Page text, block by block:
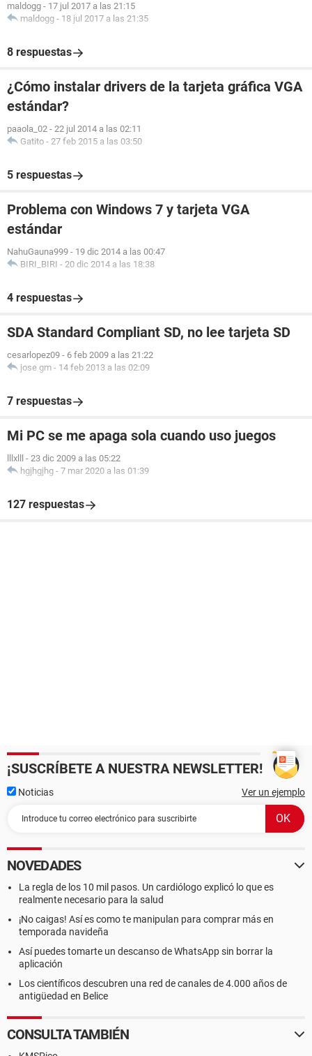
maldogg - 17 jul 2017 a las 21:15
maldogg - 18 jul 2017 a las 21:35
8 respuestas
¿Cómo instalar drivers de la tarjeta gráfica VGA
estándar?
paaola_02 - 22 jul 2014 a las 02:11
Gatito - 27 feb 2015 a las 03:50
5 respuestas
Problema con Windows 7 y tarjeta VGA
estándar
NahuGauna999 - 19 dic 2014 a las 00:47
BIRI_BIRI - 20 dic 2014 a las 18:38
4 respuestas
SDA Standard Compliant SD, no lee tarjeta SD
cesarlopez09 - 6 feb 2009 a las 21:22
jose gm - 14 feb 2013 a las 02:09
7 respuestas
Mi PC se me apaga sola cuando uso juegos
lllxlll - 23 dic 2009 a las 05:22
hgjhgjhg - 7 mar 2020 a las 01:39
127 respuestas
¡SUSCRÍBETE A NUESTRA NEWSLETTER!
Noticias Ver un ejemplo
NOVEDADES
La regla de los 10 mil pasos. Un cardiólogo explicó lo que es
realmente necesario para la salud
¡No caigas! Así es como te manipulan para comprar más en
temporada navideña
Así puedes tomarte un descanso de WhatsApp sin borrar la
aplicación
Los científicos descubren una red de canales de 4.000 años de
antigüedad en Belice
CONSULTA TAMBIÉN